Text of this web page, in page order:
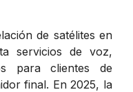
de satélites en
servicios de voz,
para clientes de
final. En 2025, la